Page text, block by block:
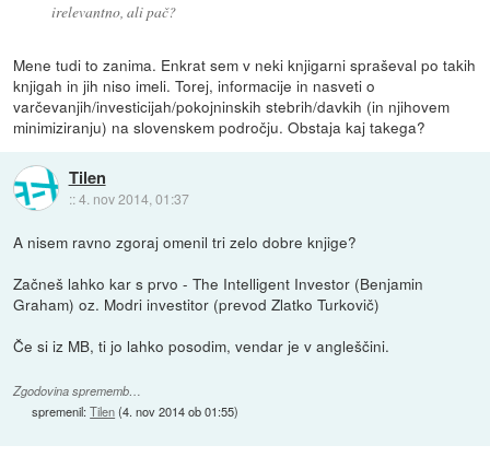
irelevantno, ali pač?
Mene tudi to zanima. Enkrat sem v neki knjigarni spraševal po takih
knjigah in jih niso imeli. Torej, informacije in nasveti o
varčevanjih/investicijah/pokojninskih stebrih/davkih (in njihovem
minimiziranju) na slovenskem področju. Obstaja kaj takega?
Tilen
::4. nov 2014, 01:37
A nisem ravno zgoraj omenil tri zelo dobre knjige?
Začneš lahko kar s prvo - The Intelligent Investor (Benjamin
Graham) oz. Modri investitor (prevod Zlatko Turkovič)
Če si iz MB, ti jo lahko posodim, vendar je v angleščini.
Zgodovina sprememb…
spremenil:Tilen(4. nov 2014 ob 01:55)